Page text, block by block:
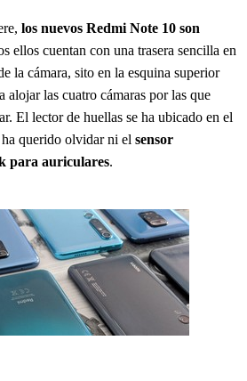
los nuevos Redmi Note 10 son
ellos cuentan con una trasera sencilla en
la cámara, sito en la esquina superior
alojar las cuatro cámaras por las que
El lector de huellas se ha ubicado en el
querido olvidar ni el sensor
para auriculares.